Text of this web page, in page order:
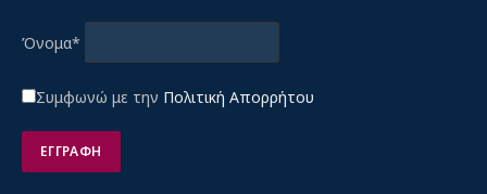
Όνομα*
Συμφωνώ με την Πολιτική Απορρήτου